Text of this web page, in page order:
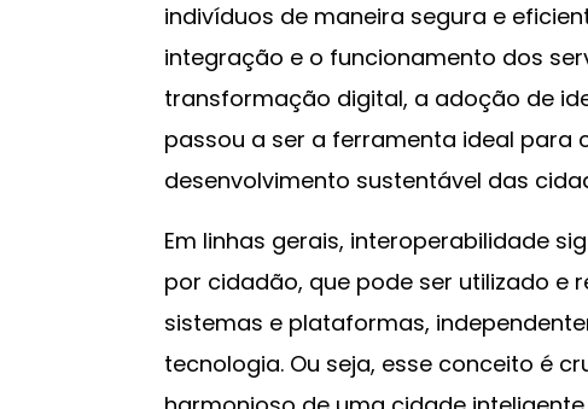
indivíduos de maneira segura e
integração e o funcionamento dos
transformação digital, a adoção de
passou a ser a ferramenta ideal para
desenvolvimento sustentável das
Em linhas gerais, interoperabilidade
por cidadão, que pode ser utilizado e
sistemas e plataformas,
tecnologia. Ou seja, esse conceito é